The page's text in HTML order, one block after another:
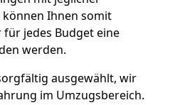
Ihnen somit
jedes Budget eine
werden.
ausgewählt, wir
im Umzugsbereich.